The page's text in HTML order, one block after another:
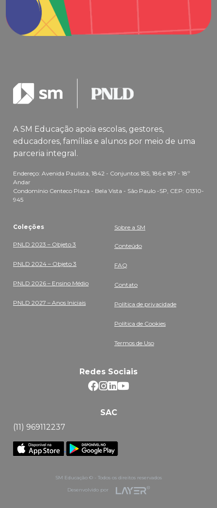
A SM Educação apoia escolas, gestores,
educadores, famílias e alunos por meio de uma
parceria integral.
Endereço: Avenida Paulista, 1842 - Conjuntos 185, 186 e 187 - 18º
Andar
Condomínio Centeco Plaza - Bela Vista - São Paulo -SP, CEP: 01310-
945
Coleções
PNLD 2023 – Objeto 3
PNLD 2024 – Objeto 3
PNLD 2026 – Ensino Médio
PNLD 2027 – Anos Iniciais
Sobre a SM
Conteúdo
FAQ
Contato
Política de privacidade
Política de Cookies
Termos de Uso
Redes Sociais
SAC
(11) 969112237
SM Educação © - Todos os direitos reservados
Desenvolvido por